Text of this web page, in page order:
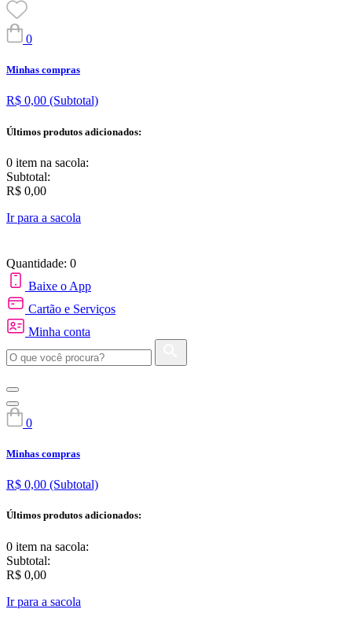
0
Minhas compras
R$ 0,00 (Subtotal)
Últimos produtos adicionados:
0 item na sacola:
Subtotal:
R$ 0,00
Ir para a sacola
Quantidade: 0
Baixe o App
Cartão e Serviços
Minha conta
0
Minhas compras
R$ 0,00 (Subtotal)
Últimos produtos adicionados:
0 item na sacola:
Subtotal:
R$ 0,00
Ir para a sacola